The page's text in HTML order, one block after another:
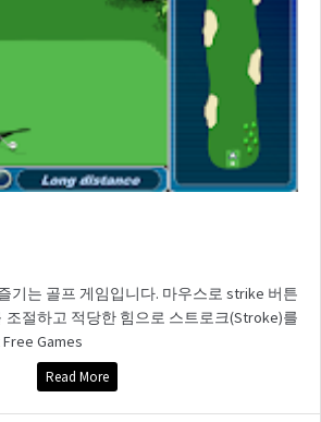
기는 골프 게임입니다. 마우스로 strike 버튼
조절하고 적당한 힘으로 스트로크(Stroke)를
Games
Read More